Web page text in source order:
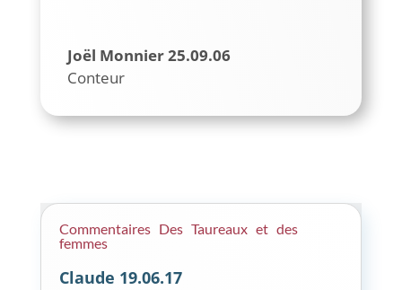
Joël Monnier 25.09.06
Conteur
Commentaires Des Taureaux et des
femmes
Claude 19.06.17